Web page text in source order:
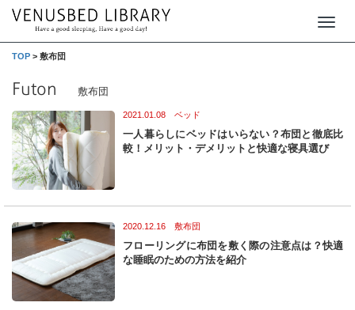
e
v
g
TOP > 敷布団
Futon 敷布団
2021.01.08 ベッド
一人暮らしにベッドはいらない？布団と徹底比
較！メリット・デメリットと快適な寝具選び
2020.12.16 敷布団
フローリングに布団を敷く際の注意点は？快適
な睡眠のための方法を紹介